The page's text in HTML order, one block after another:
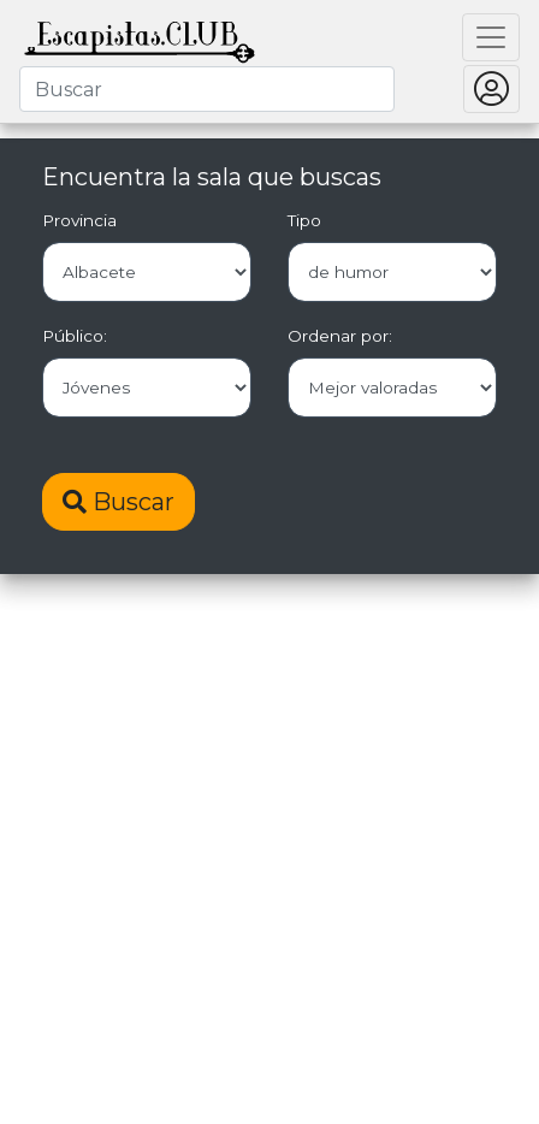
Encuentra la sala que buscas
Provincia Tipo
Público: Ordenar por:
Buscar